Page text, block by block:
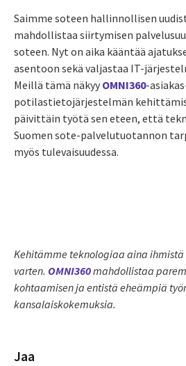
Saimme soteen hallinnollisen
mahdollistaa siirtymisen
soteen. Nyt on aika kääntää
asentoon sekä valjastaa IT-
Meillä tämä näkyy OMNI360-
potilastietojärjestelmän
päivittäin työtä sen eteen, että
Suomen sote-palvelutuotannon
myös tulevaisuudessa.
Kehitämme teknologiaa aina ihmistä
varten. OMNI360mahdollistaa
kohtaamisen ja entistä eheämpiä
kansalaiskokemuksia.
Jaa